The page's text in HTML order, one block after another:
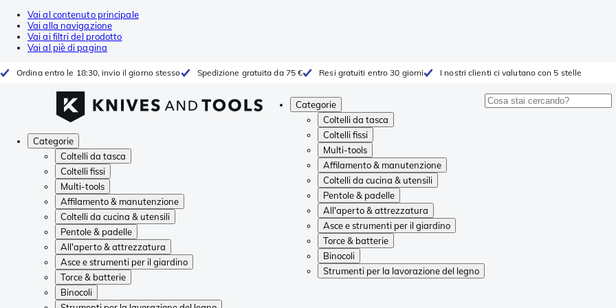
Vai al contenuto principale
Vai alla navigazione
Vai ai filtri del prodotto
Vai al piè di pagina
Ordina entro le 18:30, invio il giorno stesso Spedizione gratuita da 75 € Resi gratuiti entro 30 giorni I nostri clienti ci valutano con 5 stelle
Categorie
Coltelli da tasca
Coltelli fissi
Multi-tools
Affilamento & manutenzione
Coltelli da cucina & utensili
Pentole & padelle
All'aperto & attrezzatura
Asce e strumenti per il giardino
Torce & batterie
Binocoli
Strumenti per la lavorazione del legno
Categorie
Coltelli da tasca
Coltelli fissi
Multi-tools
Affilamento & manutenzione
Coltelli da cucina & utensili
Pentole & padelle
All'aperto & attrezzatura
Asce e strumenti per il giardino
Torce & batterie
Binocoli